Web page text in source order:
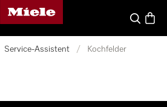
Miele-Homepage
Suche
Service-Assistent / Kochfelder